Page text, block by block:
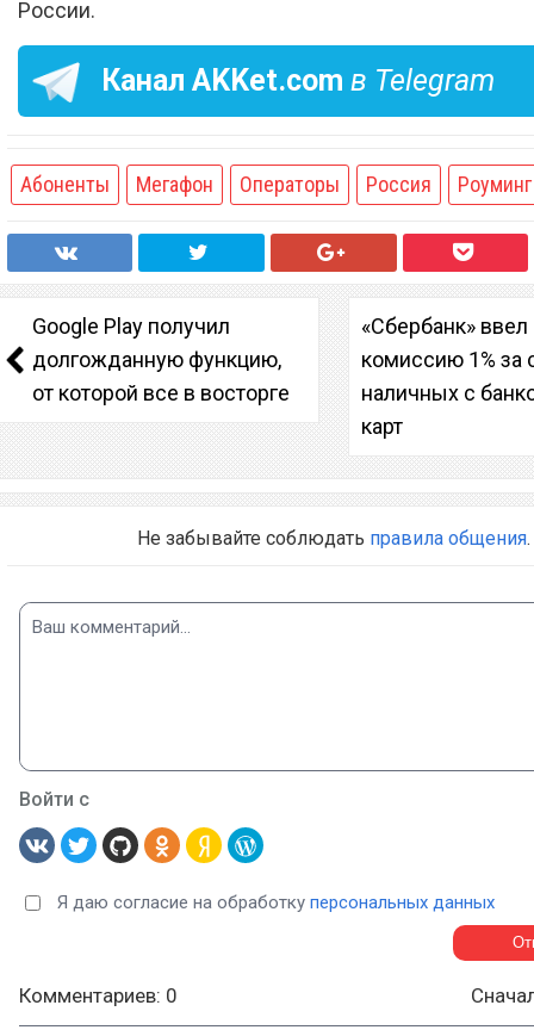
России.
Канал AKKet.com в Telegram
Абоненты Мегафон Операторы Россия Роуминг
Google Play получил
долгожданную функцию,
от которой все в восторге
«Сбербанк» ввел
комиссию 1% за
наличных с
карт
Не забывайте соблюдать правила общения.
Войти с
Я даю согласие на обработку персональных данных
Комментариев: 0